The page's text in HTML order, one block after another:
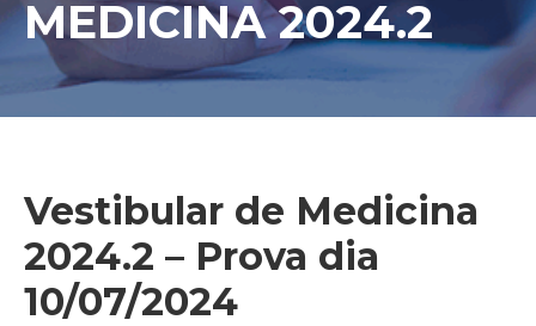
MEDICINA 2024.2
Vestibular de Medicina
2024.2 – Prova dia
10/07/2024